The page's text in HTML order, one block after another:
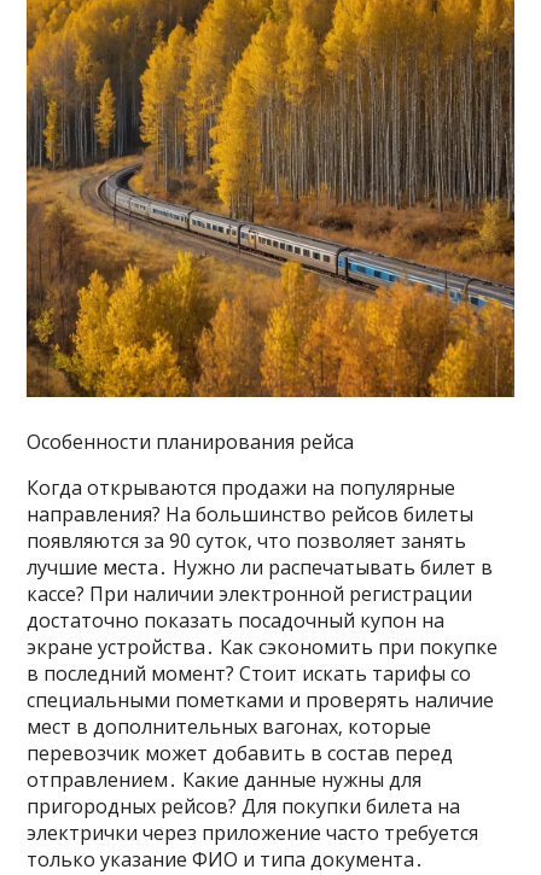
Особенности планирования рейса
Когда открываются продажи на популярные
направления? На большинство рейсов билеты
появляются за 90 суток‚ что позволяет занять
лучшие места․ Нужно ли распечатывать билет в
кассе? При наличии электронной регистрации
достаточно показать посадочный купон на
экране устройства․ Как сэкономить при покупке
в последний момент? Стоит искать тарифы со
специальными пометками и проверять наличие
мест в дополнительных вагонах‚ которые
перевозчик может добавить в состав перед
отправлением․ Какие данные нужны для
пригородных рейсов? Для покупки билета на
электрички через приложение часто требуется
только указание ФИО и типа документа․